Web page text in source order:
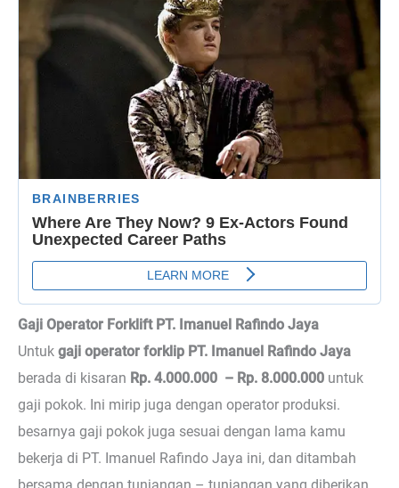
Gaji Operator Forklift PT. Imanuel Rafindo Jaya
Untuk gaji operator forklip PT. Imanuel Rafindo Jaya
berada di kisaran Rp. 4.000.000 – Rp. 8.000.000 untuk
gaji pokok. Ini mirip juga dengan operator produksi.
besarnya gaji pokok juga sesuai dengan lama kamu
bekerja di PT. Imanuel Rafindo Jaya ini, dan ditambah